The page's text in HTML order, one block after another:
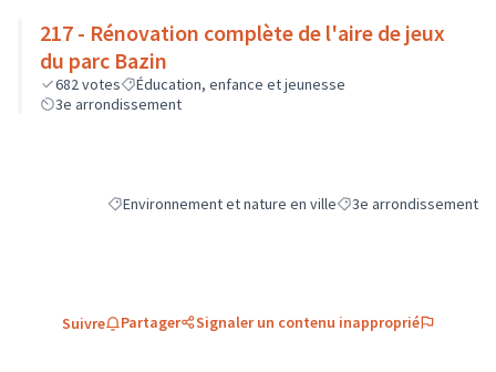
217 - Rénovation complète de l'aire de jeux
du parc Bazin
682votes
Éducation, enfance et jeunesse
3e arrondissement
Filtrer les résultats de la catégorie : Environnement et
Environnement et nature en villeFiltrer les résultats
3e arrondissement
Suivre Partager Signaler un contenu inapproprié